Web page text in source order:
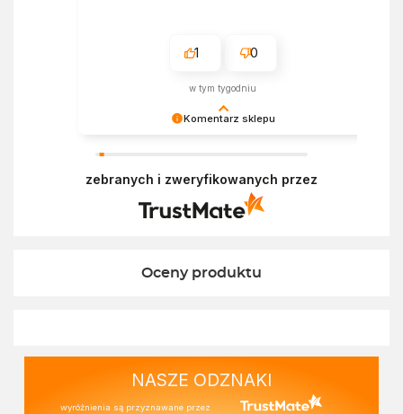
Komentarz sklepu
wszystkich osób zaopatrujących się w
Ekofabryce. Mamy nadzieję, że do nas wrócisz :)
Pozdrawiamy
1 0
w tym tygodniu
zebranych i zweryfikowanych przez
Oceny produktu
NASZE ODZNAKI
wyróżnienia są przyznawane przez